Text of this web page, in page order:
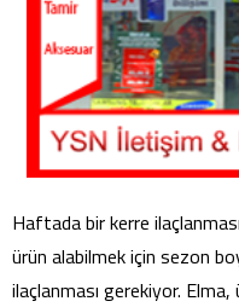
Haftada bir kerre
ürün alabilmek için sezon
ilaçlanması gerekiyor.